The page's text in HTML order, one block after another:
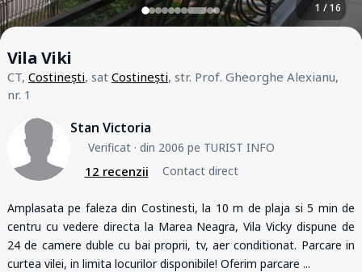
1 / 16
Vila Viki
CT, Costinești, sat Costinești, str. Prof. Gheorghe Alexianu,
nr. 1
Stan Victoria
Verificat· din 2006 pe TURIST INFO
12 recenzii Contact direct
Amplasata pe faleza din Costinesti, la 10 m de plaja si 5 min de
centru cu vedere directa la Marea Neagra, Vila Vicky dispune de
24 de camere duble cu bai proprii, tv, aer conditionat. Parcare in
curtea vilei, in limita locurilor disponibile! Oferim parcare ...